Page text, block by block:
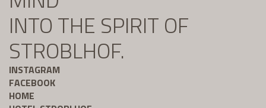
INTO THE SPIRIT OF
STROBLHOF.
INSTAGRAM
FACEBOOK
HOME